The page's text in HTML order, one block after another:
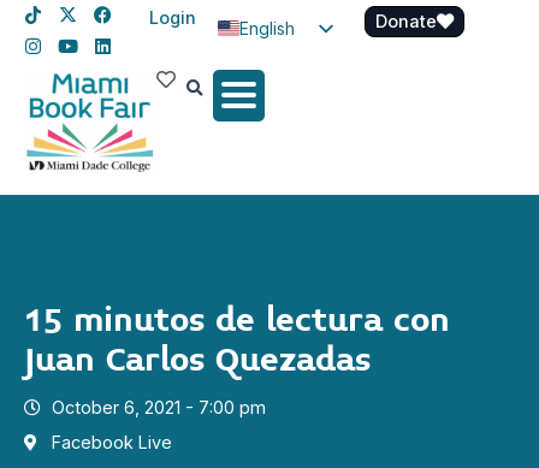
Login
English
Spanish
Donate
15 minutos de lectura con
Juan Carlos Quezadas
October 6, 2021 - 7:00 pm
Facebook Live